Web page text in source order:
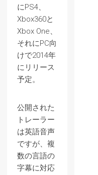
にPS4、
Xbox360と
Xbox One、
それにPC向
けで2014年
にリリース
予定。
公開された
トレーラー
は英語音声
ですが、複
数の言語の
字幕に対応